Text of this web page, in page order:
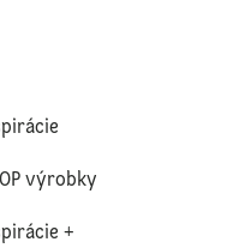
výrobky
+